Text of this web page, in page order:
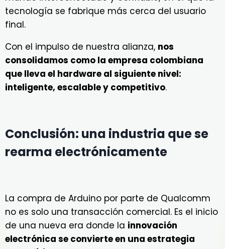
tecnología se fabrique más cerca del usuario
final.
Con el impulso de nuestra alianza, nos
consolidamos como la empresa colombiana
que lleva el hardware al siguiente nivel:
inteligente, escalable y competitivo.
Conclusión: una industria que se
rearma electrónicamente
La compra de Arduino por parte de Qualcomm
no es solo una transacción comercial. Es el inicio
de una nueva era donde la innovación
electrónica se convierte en una estrategia